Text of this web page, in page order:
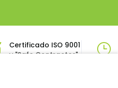
Certificado ISO 9001
y "Safe Contractor"